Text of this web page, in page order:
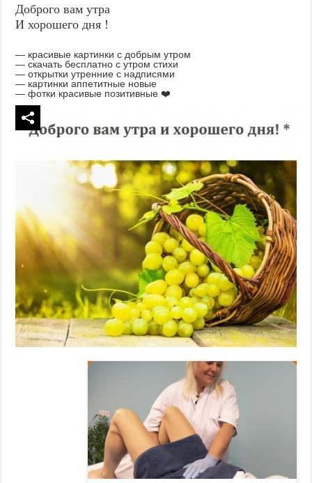
Доброго вам утра
И хорошего дня !
— красивые картинки с добрым утром
— скачать бесплатно с утром стихи
— открытки утренние с надписями
— картинки аппетитные новые
— фотки красивые позитивные ❤️